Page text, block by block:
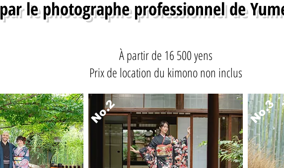
par le photographe professionnel de
À partir de 16 500 yens
Prix de location du kimono non inclus
No.2 No.3